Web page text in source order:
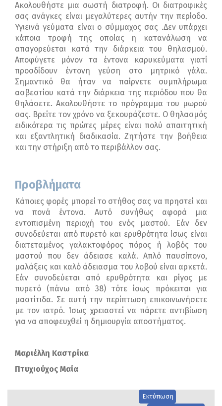
Ακολουθήστε μια σωστή διατροφή. Οι διατροφικές
σας ανάγκες είναι μεγαλύτερες αυτήν την περίοδο.
Υγιεινά γεύματα είναι ο σύμμαχος σας .Δεν υπάρχει
κάποια τροφή της οποίας η κατανάλωση να
απαγορεύεται κατά την διάρκεια του θηλασμού.
Αποφύγετε μόνον τα έντονα καρυκεύματα γιατί
προσδίδουν έντονη γεύση στο μητρικό γάλα.
Σημαντικό θα ήταν να παίρνετε συμπλήρωμα
ασβεστίου κατά την διάρκεια της περιόδου που θα
θηλάσετε. Ακολουθήστε το πρόγραμμα του μωρού
σας. Βρείτε τον χρόνο να ξεκουράζεστε. Ο θηλασμός
ειδικότερα τις πρώτες μέρες είναι πολύ απαιτητική
και εξαντλητική διαδικασία. Ζητήστε την βοήθεια
και την στήριξη από το περιβάλλον σας.
Προβλήματα
Κάποιες φορές μπορεί το στήθος σας να πρηστεί και
να πονά έντονα. Αυτό συνήθως αφορά μια
εντοπισμένη περιοχή του ενός μαστού. Εάν δεν
συνοδεύεται από πυρετό και ερυθρότητα ίσως είναι
διατεταμένος γαλακτοφόρος πόρος ή λοβός του
μαστού που δεν άδειασε καλά. Απλό παυσίπονο,
μαλάξεις και καλό άδειασμα του λοβού είναι αρκετά.
Εάν συνοδεύεται από ερυθρότητα και ρίγος με
πυρετό (πάνω από 38) τότε ίσως πρόκειται για
μαστίτιδα. Σε αυτή την περίπτωση επικοινωνήσετε
με τον ιατρό. Ίσως χρειαστεί να πάρετε αντιβίωση
για να αποφευχθεί η δημιουργία αποστήματος.
Μαριέλλη Καστρίκα
Πτυχιούχος Μαία
Εκτύπωση